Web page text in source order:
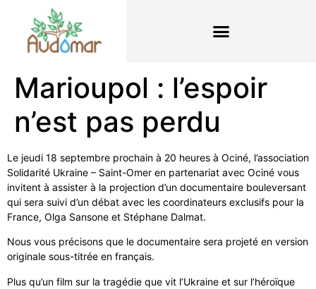
Marioupol : l’espoir
n’est pas perdu
Le jeudi 18 septembre prochain à 20 heures à Ociné, l’association
Solidarité Ukraine – Saint-Omer en partenariat avec Ociné vous
invitent à assister à la projection d’un documentaire bouleversant
qui sera suivi d’un débat avec les coordinateurs exclusifs pour la
France, Olga Sansone et Stéphane Dalmat.
Nous vous précisons que le documentaire sera projeté en version
originale sous-titrée en français.
Plus qu’un film sur la tragédie que vit l’Ukraine et sur l’héroïque